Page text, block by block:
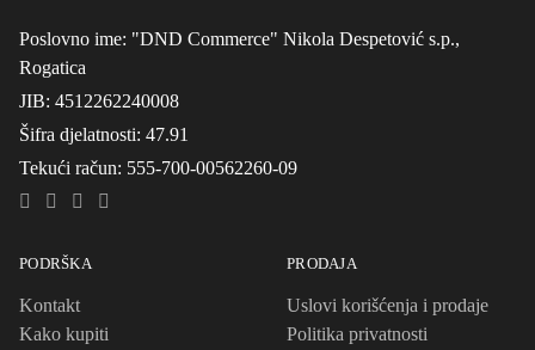
Poslovno ime: "DND Commerce" Nikola Despetović s.p.,
Rogatica
JIB: 4512262240008
Šifra djelatnosti: 47.91
Tekući račun: 555-700-00562260-09
PODRŠKA
Kontakt
Kako kupiti
PRODAJA
Uslovi korišćenja i prodaje
Politika privatnosti